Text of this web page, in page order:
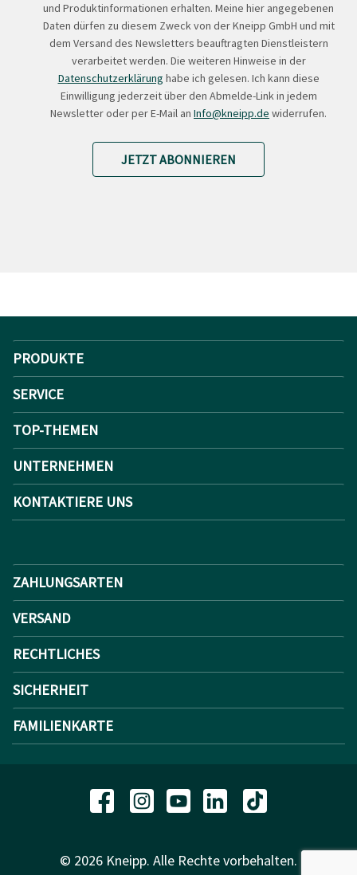
und Produktinformationen erhalten. Meine hier angegebenen
Daten dürfen zu diesem Zweck von der Kneipp GmbH und mit
dem Versand des Newsletters beauftragten Dienstleistern
verarbeitet werden. Die weiteren Hinweise in der
Datenschutzerklärung habe ich gelesen. Ich kann diese
Einwilligung jederzeit über den Abmelde-Link in jedem
Newsletter oder per E-Mail an Info@kneipp.de widerrufen.
JETZT ABONNIEREN
PRODUKTE
SERVICE
TOP-THEMEN
UNTERNEHMEN
KONTAKTIERE UNS
ZAHLUNGSARTEN
VERSAND
RECHTLICHES
SICHERHEIT
FAMILIENKARTE
© 2026 Kneipp. Alle Rechte vorbehalten.